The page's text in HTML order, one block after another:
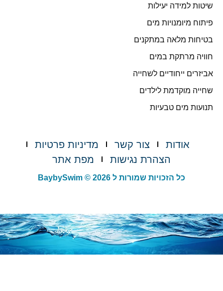
שיטות למידה יעילות
פיתוח מיומנויות מים
בטיחות מלאה במתקנים
חוויה מרתקת במים
אביזרים ייחודיים לשחייה
שחייה מוקדמת לילדים
תנועות מים טבעיות
אודות צור קשר
מדיניות פרטיות
הצהרת נגישות
מפת אתר
כל הזכויות שמורות ל BaybySwim © 2026